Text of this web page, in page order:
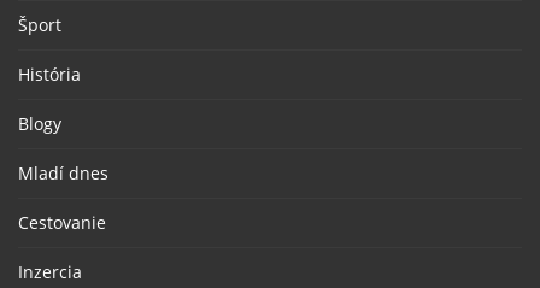
Šport
História
Blogy
Mladí dnes
Cestovanie
Inzercia